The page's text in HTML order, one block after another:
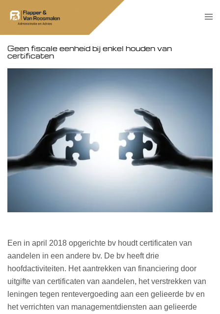
Geen fiscale eenheid bij enkel houden van
certificaten
Een in april 2018 opgerichte bv houdt certificaten van
aandelen in een andere bv. De bv heeft drie
hoofdactiviteiten. Het aantrekken van financiering door
uitgifte van certificaten van aandelen, het verstrekken van
leningen tegen rentevergoeding aan een gelieerde bv en
het verrichten van managementdiensten aan gelieerde